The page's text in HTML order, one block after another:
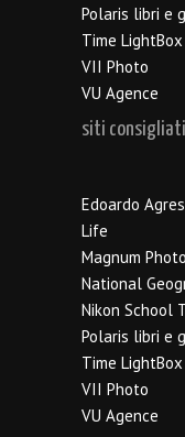
Polaris libri e
Time LightBox
VII Photo
VU Agence
siti consigliati
Edoardo
Life
Magnum Photo
National
Nikon School
Polaris libri e
Time LightBox
VII Photo
VU Agence